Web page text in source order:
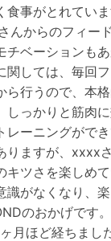
食事がとれてい
んからのフィー
チベーションもあ
関しては、毎回
ら行うので、本
しっかりと筋肉
レーニングがで
りますが、xxxx
キツさを楽しめ
識がなくなり、
のおかげです。
月ほど経ちまし